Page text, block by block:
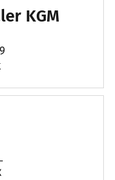
KGM